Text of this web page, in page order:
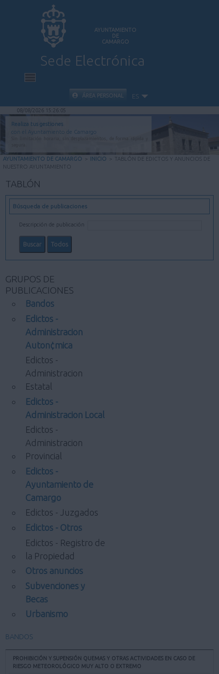
AYUNTAMIENTO
DE
CAMARGO
Sede Electrónica
INICIO
INFORMACIÓN PÚBLICA
CARPETA CIUDADANA
VALIDACIÓN DE DOCUMENTOS
AYUDA
ÁREA PERSONAL ES
08/08/2026 15:26:06
Realiza tus gestiones
con el Ayuntamiento de Camargo
AYUNTAMIENTO DE CAMARGO > INICIO > TABLÓN DE EDICTOS Y ANUNCIOS DE
NUESTRO AYUNTAMIENTO
TABLÓN
Búsqueda de publicaciones
Descripción de publicación
GRUPOS DE
PUBLICACIONES
Bandos
Edictos -
Administracion
Auton¢mica
Edictos -
Administracion
Estatal
Edictos -
Administracion Local
Edictos -
Administracion
Provincial
Edictos -
Ayuntamiento de
Camargo
Edictos - Juzgados
Edictos - Otros
Edictos - Registro de
la Propiedad
Otros anuncios
Subvenciones y
Becas
Urbanismo
BANDOS
PROHIBICIÓN Y SUPENSIÓN QUEMAS Y OTRAS ACTIVIDADES EN CASO DE
RIESGO METEOROLÓGICO MUY ALTO O EXTREMO